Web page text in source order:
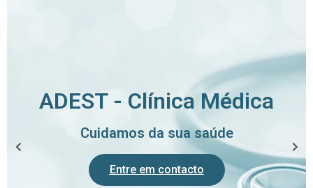
ADEST - Clínica Médica
Cuidamos da sua saúde
Entre em contacto